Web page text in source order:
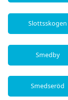
Slottsskogen
Smedby
Smedseröd